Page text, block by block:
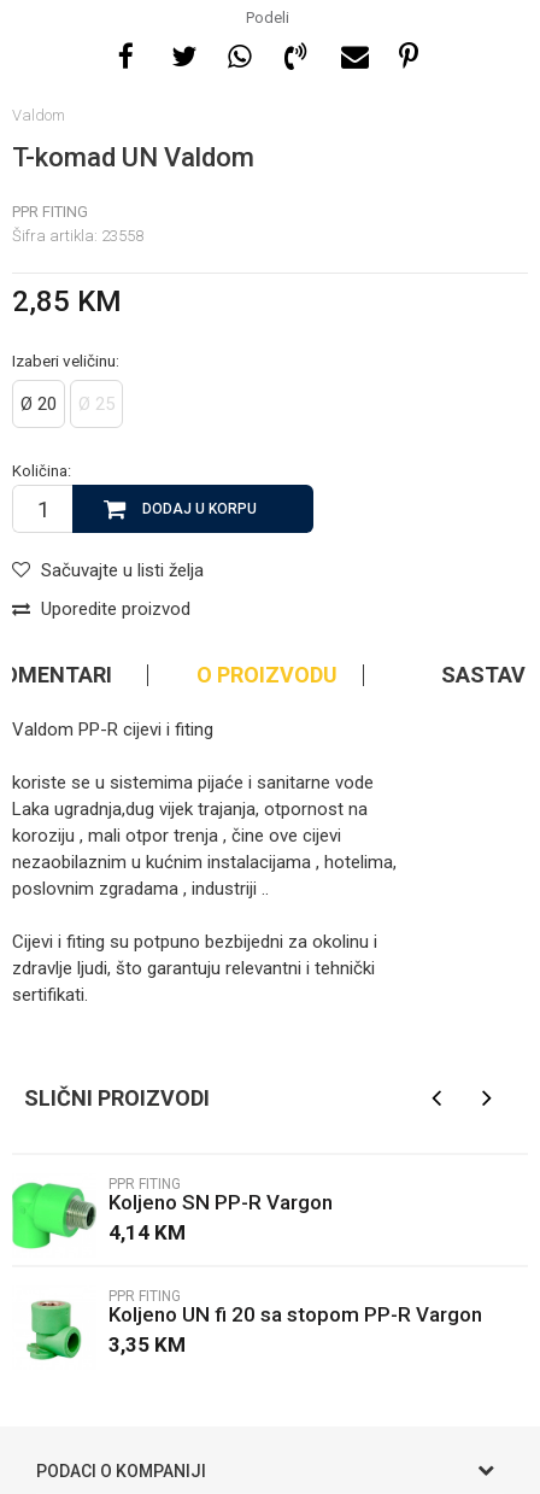
Podeli
Valdom
T-komad UN Valdom
PPR FITING
Šifra artikla: 23558
2,85 KM
Izaberi veličinu:
Ø 20 Ø 25
Količina:
DODAJ U KORPU
Sačuvajte u listi želja
Uporedite proizvod
O PROIZVODU SASTAV
Valdom PP-R cijevi i fiting
koriste se u sistemima pijaće i sanitarne vode
Laka ugradnja,dug vijek trajanja, otpornost na
koroziju , mali otpor trenja , čine ove cijevi
nezaobilaznim u kućnim instalacijama , hotelima,
poslovnim zgradama , industriji ..
Cijevi i fiting su potpuno bezbijedni za okolinu i
zdravlje ljudi, što garantuju relevantni i tehnički
sertifikati.
Poruka
SLIČNI PROIZVODI
PPR FITING
Koljeno SN PP-R Vargon
4,14 KM
PPR FITING
Koljeno UN fi 20 sa stopom PP-R Vargon
3,35 KM
PODACI O KOMPANIJI